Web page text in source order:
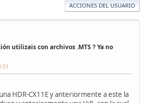
ACCIONES DEL USUARIO
utilizais con archivos .MTS ? Ya no
HDR-CX11E y anteriormente a este la